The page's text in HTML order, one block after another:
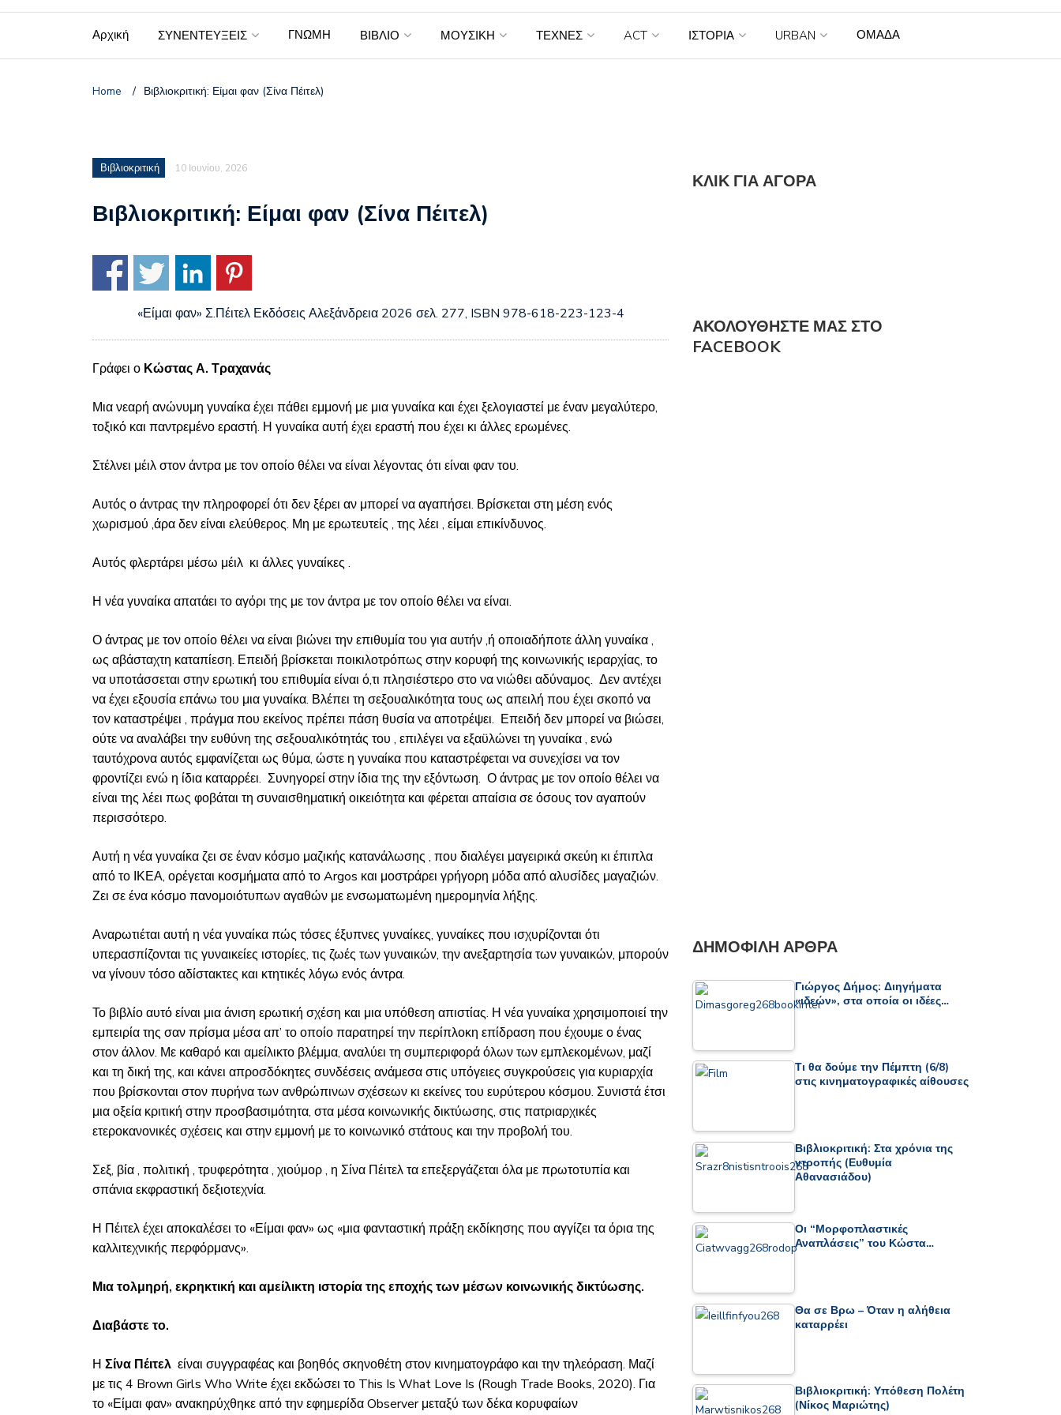
Αρχική ΣΥΝΕΝΤΕΥΞΕΙΣ ΓΝΩΜΗ ΒΙΒΛΙΟ ΜΟΥΣΙΚΗ ΤΕΧΝΕΣ ACT ΙΣΤΟΡΙΑ URBAN ΟΜΑΔΑ
Home / Βιβλιοκριτική: Είμαι φαν (Σίνα Πέιτελ)
Βιβλιοκριτική 10 Ιουνίου, 2026
Βιβλιοκριτική: Είμαι φαν (Σίνα Πέιτελ)
«Είμαι φαν» Σ.Πέιτελ Εκδόσεις Αλεξάνδρεια 2026 σελ. 277, ISBN 978-618-223-123-4
Γράφει ο Κώστας Α. Τραχανάς
Μια νεαρή ανώνυμη γυναίκα έχει πάθει εμμονή με μια γυναίκα και έχει ξελογιαστεί με έναν μεγαλύτερο,
τοξικό και παντρεμένο εραστή. Η γυναίκα αυτή έχει εραστή που έχει κι άλλες ερωμένες.
Στέλνει μέιλ στον άντρα με τον οποίο θέλει να είναι λέγοντας ότι είναι φαν του.
Αυτός ο άντρας την πληροφορεί ότι δεν ξέρει αν μπορεί να αγαπήσει. Βρίσκεται στη μέση ενός
χωρισμού ,άρα δεν είναι ελεύθερος. Μη με ερωτευτείς , της λέει , είμαι επικίνδυνος.
Αυτός φλερτάρει μέσω μέιλ κι άλλες γυναίκες .
Η νέα γυναίκα απατάει το αγόρι της με τον άντρα με τον οποίο θέλει να είναι.
Ο άντρας με τον οποίο θέλει να είναι βιώνει την επιθυμία του για αυτήν ,ή οποιαδήποτε άλλη γυναίκα ,
ως αβάσταχτη καταπίεση. Επειδή βρίσκεται ποικιλοτρόπως στην κορυφή της κοινωνικής ιεραρχίας, το
να υποτάσσεται στην ερωτική του επιθυμία είναι ό,τι πλησιέστερο στο να νιώθει αδύναμος. Δεν αντέχει
να έχει εξουσία επάνω του μια γυναίκα. Βλέπει τη σεξουαλικότητα τους ως απειλή που έχει σκοπό να
τον καταστρέψει , πράγμα που εκείνος πρέπει πάση θυσία να αποτρέψει. Επειδή δεν μπορεί να βιώσει,
ούτε να αναλάβει την ευθύνη της σεξουαλικότητάς του , επιλέγει να εξαϋλώνει τη γυναίκα , ενώ
ταυτόχρονα αυτός εμφανίζεται ως θύμα, ώστε η γυναίκα που καταστρέφεται να συνεχίσει να τον
φροντίζει ενώ η ίδια καταρρέει. Συνηγορεί στην ίδια της την εξόντωση. Ο άντρας με τον οποίο θέλει να
είναι της λέει πως φοβάται τη συναισθηματική οικειότητα και φέρεται απαίσια σε όσους τον αγαπούν
περισσότερο.
Αυτή η νέα γυναίκα ζει σε έναν κόσμο μαζικής κατανάλωσης , που διαλέγει μαγειρικά σκεύη κι έπιπλα
από το ΙΚΕΑ, ορέγεται κοσμήματα από το Argos και μοστράρει γρήγορη μόδα από αλυσίδες μαγαζιών.
Ζει σε ένα κόσμο πανομοιότυπων αγαθών με ενσωματωμένη ημερομηνία λήξης.
Αναρωτιέται αυτή η νέα γυναίκα πώς τόσες έξυπνες γυναίκες, γυναίκες που ισχυρίζονται ότι
υπερασπίζονται τις γυναικείες ιστορίες, τις ζωές των γυναικών, την ανεξαρτησία των γυναικών, μπορούν
να γίνουν τόσο αδίστακτες και κτητικές λόγω ενός άντρα.
Το βιβλίο αυτό είναι μια άνιση ερωτική σχέση και μια υπόθεση απιστίας. Η νέα γυναίκα χρησιμοποιεί την
εμπειρία της σαν πρίσμα μέσα απ’ το οποίο παρατηρεί την περίπλοκη επίδραση που έχουμε ο ένας
στον άλλον. Με καθαρό και αμείλικτο βλέμμα, αναλύει τη συμπεριφορά όλων των εμπλεκομένων, μαζί
και τη δική της, και κάνει απροσδόκητες συνδέσεις ανάμεσα στις υπόγειες συγκρούσεις για κυριαρχία
που βρίσκονται στον πυρήνα των ανθρώπινων σχέσεων κι εκείνες του ευρύτερου κόσμου. Συνιστά έτσι
μια οξεία κριτική στην πρoσβασιμότητα, στα μέσα κοινωνικής δικτύωσης, στις πατριαρχικές
ετεροκανονικές σχέσεις και στην εμμονή με το κοινωνικό στάτους και την προβολή του.
Σεξ, βία , πολιτική , τρυφερότητα , χιούμορ , η Σίνα Πέιτελ τα επεξεργάζεται όλα με πρωτοτυπία και
σπάνια εκφραστική δεξιοτεχνία.
Η Πέιτελ έχει αποκαλέσει το «Είμαι φαν» ως «μια φανταστική πράξη εκδίκησης που αγγίζει τα όρια της
καλλιτεχνικής περφόρμανς».
Μια τολμηρή, εκρηκτική και αμείλικτη ιστορία της εποχής των μέσων κοινωνικής δικτύωσης.
Διαβάστε το.
Η Σίνα Πέιτελ είναι συγγραφέας και βοηθός σκηνοθέτη στον κινηματογράφο και την τηλεόραση. Μαζί
με τις 4 Brown Girls Who Write έχει εκδώσει το This Is What Love Is (Rough Trade Books, 2020). Για
το «Είμαι φαν» ανακηρύχθηκε από την εφημερίδα Observer μεταξύ των δέκα κορυφαίων
ΚΛΙΚ ΓΙΑ ΑΓΟΡΆ
ΑΚΟΛΟΎΘΗΣΤΕ ΜΑΣ ΣΤΟ
FACEBOOK
ΔΗΜΟΦΙΛΉ ΆΡΘΡΑ
Γιώργος Δήμος: Διηγήματα
«ιδεών», στα οποία οι ιδέες…
Τι θα δούμε την Πέμπτη (6/8)
στις κινηματογραφικές αίθουσες
Βιβλιοκριτική: Στα χρόνια της
ντροπής (Ευθυμία
Αθανασιάδου)
Οι “Μορφοπλαστικές
Αναπλάσεις” του Κώστα…
Θα σε Βρω – Όταν η αλήθεια
καταρρέει
Βιβλιοκριτική: Υπόθεση Πολέτη
(Νίκος Μαριώτης)